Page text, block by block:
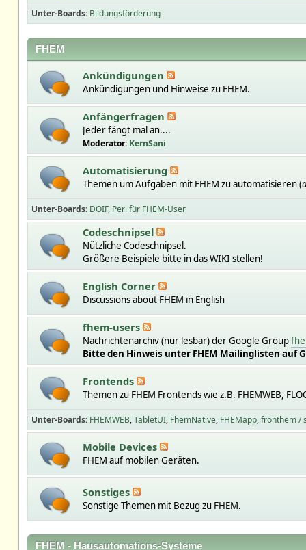
Unter-Boards Bildungsförderung
FHEM
Ankündigungen
Ankündigungen und Hinweise zu FHEM.
Anfängerfragen
Jeder fängt mal an....
Moderator: KernSani
Automatisierung
Themen um Aufgaben mit FHEM zu automatisieren (
Unter-Boards DOIF Perl für FHEM-User
Codeschnipsel
Nützliche Codeschnipsel.
Größere Beispiele bitte in das WIKI stellen!
English Corner
Discussions about FHEM in English
fhem-users
Nachrichtenarchiv (nur lesbar) der Google Group
Bitte den Hinweis unter FHEM Mailinglisten auf
Frontends
Themen zu FHEM Frontends wie z.B. FHEMWEB,
Unter-Boards FHEMWEB TabletUI FhemNative FHEMapp fronthem /
Mobile Devices
FHEM auf mobilen Geräten.
Sonstiges
Sonstige Themen mit Bezug zu FHEM.
FHEM - Hausautomations-Systeme